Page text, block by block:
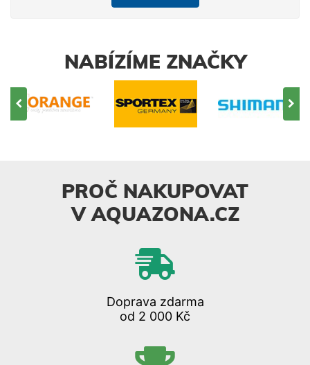
NABÍZÍME ZNAČKY
PROČ NAKUPOVAT
V AQUAZONA.CZ
Doprava zdarma
od 2 000 Kč